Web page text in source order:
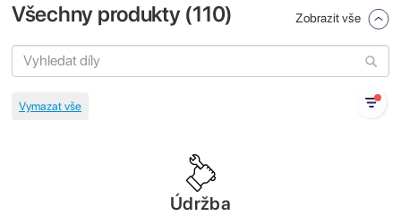
Všechny produkty (110) Zobrazit vše
Údržba